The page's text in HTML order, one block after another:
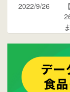
2022/9/26
2015/10/19